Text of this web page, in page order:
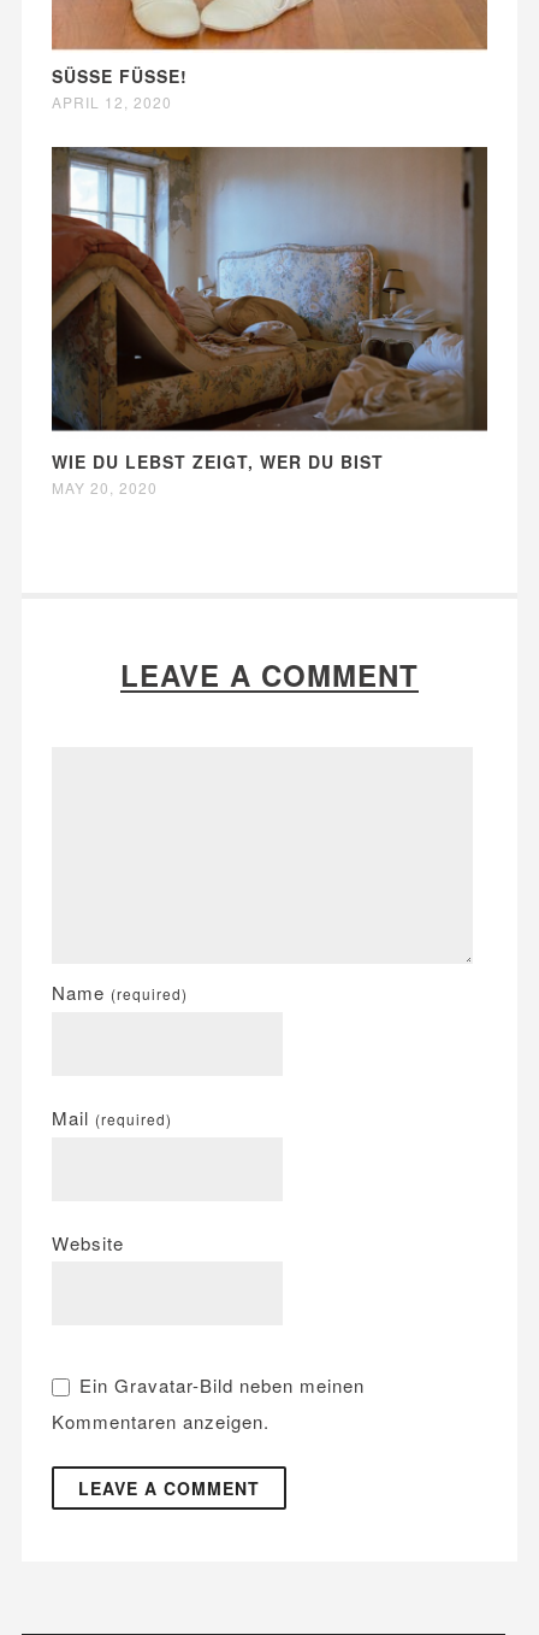
SÜSSE FÜSSE!
APRIL 12, 2020
WIE DU LEBST ZEIGT, WER DU BIST
MAY 20, 2020
LEAVE A COMMENT
Name (required)
Mail (required)
Website
Ein Gravatar-Bild neben meinen
Kommentaren anzeigen.